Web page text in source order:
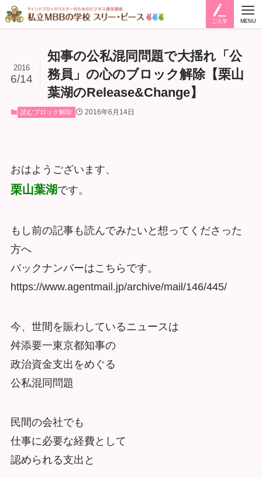
ご入学 MENU
知事の公私混同問題で大揺れ「公
務員」の心のブロック解除【栗山
葉湖のRelease&Change】
2016
6/14
読むブロック解除 2016年6月14日
おはようございます、
栗山葉湖です。
もし前の記事も読んでみたいと想ってくださった
方へ
バックナンバーはこちらです。
https://www.agentmail.jp/archive/mail/146/445/
今、世間を賑わしているニュースは
舛添要一東京都知事の
政治資金支出をめぐる
公私混同問題
民間の会社でも
仕事に必要な経費として
認められる支出と